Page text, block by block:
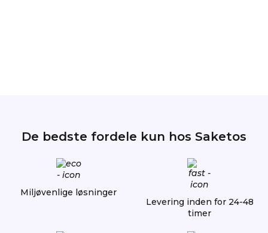
De bedste fordele kun hos Saketos
Miljøvenlige løsninger
Levering inden for 24-48
timer